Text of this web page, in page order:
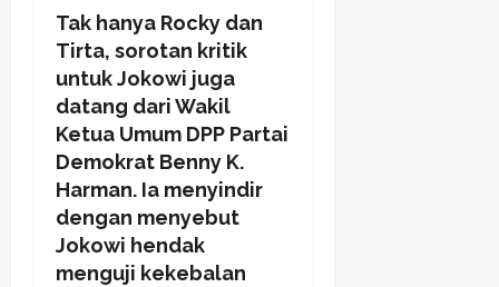
Tak hanya Rocky dan
Tirta, sorotan kritik
untuk Jokowi juga
datang dari Wakil
Ketua Umum DPP Partai
Demokrat Benny K.
Harman. Ia menyindir
dengan menyebut
Jokowi hendak
menguji kekebalan